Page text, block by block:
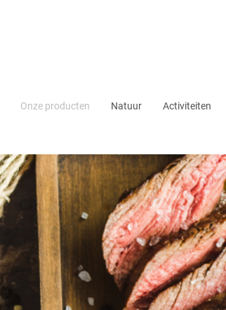
Onze producten Natuur Activiteiten